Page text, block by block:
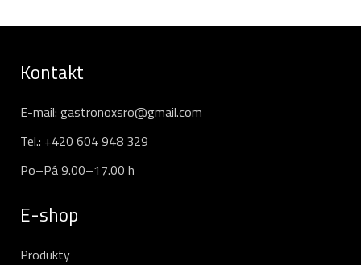
Kontakt
E-mail: gastronoxsro@gmail.com
Tel.: +420 604 948 329
Po–Pá 9.00–17.00 h
E-shop
Produkty